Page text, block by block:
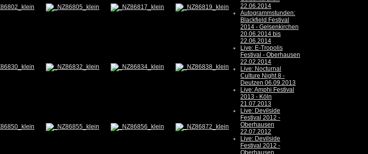
22.06.2014
Autogrammstunden:
Blackfield Festival
2014 - Gelsenkirchen
20.06.2014 bis
22.06.2014
Live: E-Tropolis
Festival - Oberhausen
22.02.2014
Live: Nocturnal
Culture Night 8 -
Deutzen 06.09.2013
Live: Amphi Festival
2013 - Köln
21.07.2013
Live: Devilside
Festival 2012 -
Oberhausen
22.07.2012
Live: Devilside
Festival 2012 -